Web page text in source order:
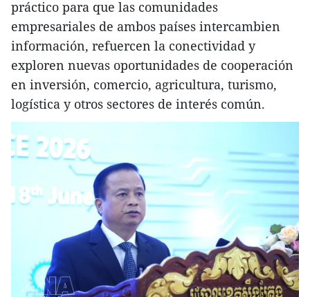
práctico para que las comunidades
empresariales de ambos países intercambien
información, refuercen la conectividad y
exploren nuevas oportunidades de cooperación
en inversión, comercio, agricultura, turismo,
logística y otros sectores de interés común.